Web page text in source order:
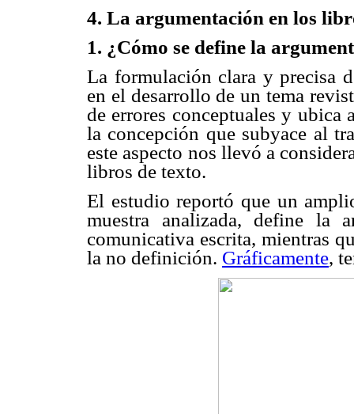
4. La argumentación en los
1. ¿Cómo se define la
La formulación clara y precisa
en el desarrollo de un tema
de errores conceptuales y
la concepción que subyace al
este aspecto nos llevó a
libros de texto.
El estudio reportó que un
muestra analizada, define la
comunicativa escrita, mientras
la no definición. Gráficamente,